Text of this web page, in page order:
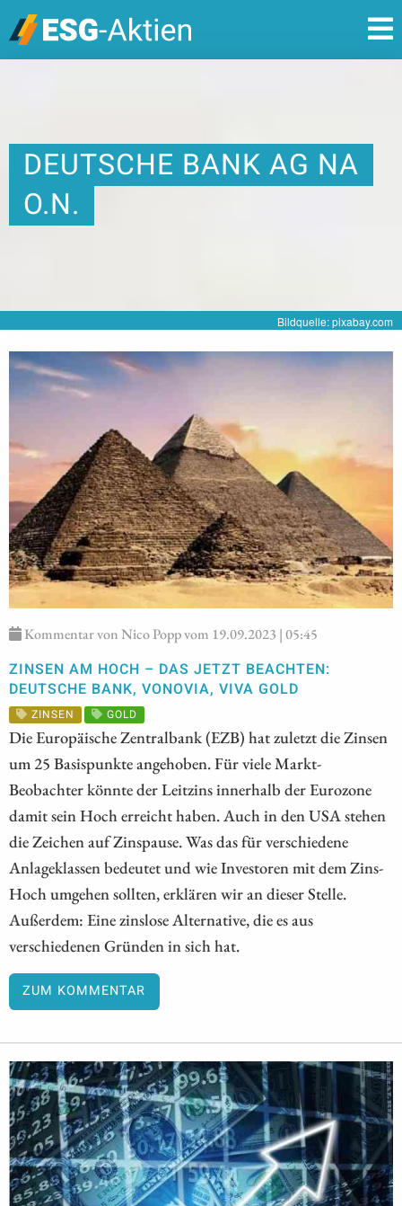
DEUTSCHE BANK AG NA
O.N.
Bildquelle: pixabay.com
Kommentar von Nico Popp vom 19.09.2023 | 05:45
ZINSEN AM HOCH – DAS JETZT BEACHTEN:
DEUTSCHE BANK, VONOVIA, VIVA GOLD
ZINSEN GOLD
Die Europäische Zentralbank (EZB) hat zuletzt die Zinsen
um 25 Basispunkte angehoben. Für viele Markt-
Beobachter könnte der Leitzins innerhalb der Eurozone
damit sein Hoch erreicht haben. Auch in den USA stehen
die Zeichen auf Zinspause. Was das für verschiedene
Anlageklassen bedeutet und wie Investoren mit dem Zins-
Hoch umgehen sollten, erklären wir an dieser Stelle.
Außerdem: Eine zinslose Alternative, die es aus
verschiedenen Gründen in sich hat.
ZUM KOMMENTAR